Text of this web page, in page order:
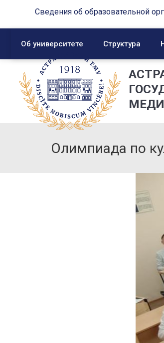
Сведения об образовательной
Об университете Структура
Олимпиада по